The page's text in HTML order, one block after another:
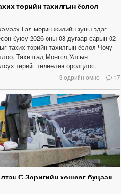
төрийн тахилгын ёслол
Гал морин жилийн зуны адаг
буюу 2026 оны 08 дугаар сарын 02-
тахих төрийн тахилгын ёслол Чөчү
Тахилгад Монгол Улсын
төрийг төлөөлөн оролцлоо.
3 өдрийн өмнө 17
С.Зоригийн хөшөөг буцаан